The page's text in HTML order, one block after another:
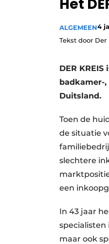
Het
ALGEMEEN4
Tekst door Der
DER
badkamer-
Duitsland.
Toen de
de situatie
slechtere
een
In 43 jaar
maar ook